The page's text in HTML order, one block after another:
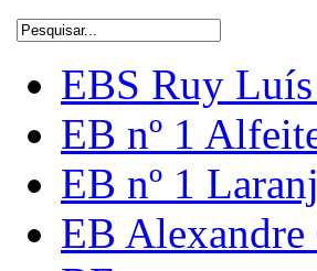
EBS Ruy
EB nº 1
EB nº 1
EB Alexandre